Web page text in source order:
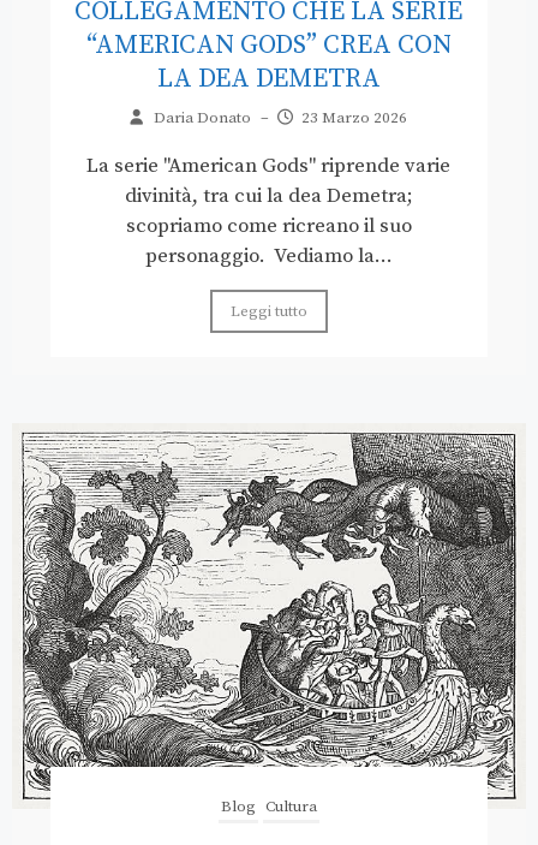
COLLEGAMENTO CHE LA SERIE
“AMERICAN GODS” CREA CON
LA DEA DEMETRA
Daria Donato – 23 Marzo 2026
La serie "American Gods" riprende varie
divinità, tra cui la dea Demetra;
scopriamo come ricreano il suo
personaggio. Vediamo la...
Leggi tutto
Blog Cultura